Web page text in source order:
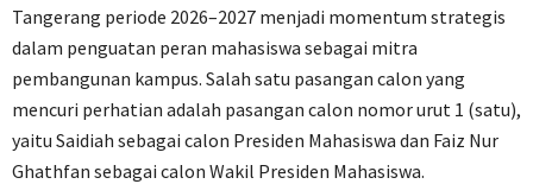
Tangerang periode 2026–2027 menjadi momentum strategis
dalam penguatan peran mahasiswa sebagai mitra
pembangunan kampus. Salah satu pasangan calon yang
mencuri perhatian adalah pasangan calon nomor urut 1 (satu),
yaitu Saidiah sebagai calon Presiden Mahasiswa dan Faiz Nur
Ghathfan sebagai calon Wakil Presiden Mahasiswa.